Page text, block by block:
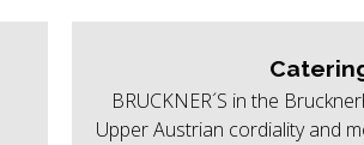
BRUCKNER´S in the
Upper Austrian cordiality and